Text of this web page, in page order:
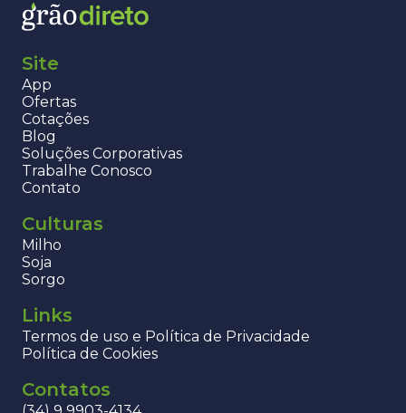
Site
App
Ofertas
Cotações
Blog
Soluções Corporativas
Trabalhe Conosco
Contato
Culturas
Milho
Soja
Sorgo
Links
Termos de uso e Política de Privacidade
Política de Cookies
Contatos